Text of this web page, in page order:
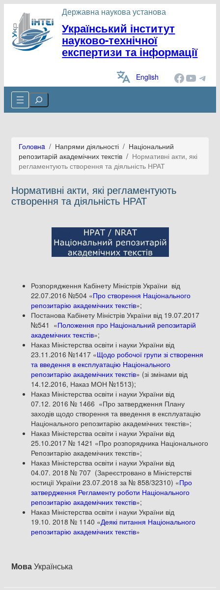
Державна наукова установа
Український інститут
науково-технічної
експертизи та інформації
English Facebook YouTube Telegram
Cerca
Головнa / Напрями діяльності / Національний
репозитарій академічних текстів / Нормативні акти, які
регламентують створення та діяльність НРАТ
Нормативні акти, які регламентують
створення та діяльність НРАТ
Розпорядження Кабінету Міністрів України від
22.07.2016 №504 «Про створення Національного
репозитарію академічних текстів»;
Постанова Кабінету Міністрів України від 19.07.2017
№541 «Положення про Національний репозитарій
академічних текстів»;
Наказ Міністерства освіти і науки України від
23.11.2016 №1417 «Щодо робочої групи зі створення
та введення в експлуатацію Національного
репозитарію академічних текстів» (зі змінами від
14.12.2016, Наказ МОН №1513);
Наказ Міністерства освіти і науки України від
07.12. 2016 № 1466 «Про затвердження Плану
заходів щодо створення та введення в експлуатацію
Національного репозитарію академічних текстів»;
Наказ Міністерства освіти і науки України від
25.10.2017 № 1421 «Про розпорядника Національного
Репозитарію академічних текстів»;
Наказ Міністерства освіти і науки України від
04.07. 2018 № 707 (Зареєстровано в Міністерстві
юстиції України 23.07.2018 за № 858/32310) «Про
затвердження Регламенту роботи Національного
репозитарію академічних текстів»;
Наказ Міністерства освіти і науки України від
19.10. 2018 № 1140 «Деякі питання Національного
репозитарію академічних текстів»
МоваУкраїнська